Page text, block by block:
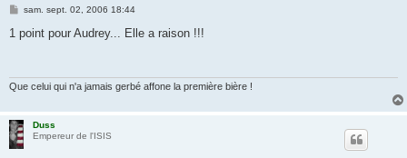
M
s
s
sam. sept. 02, 2006 18:44
1 point pour Audrey... Elle a raison !!!
Que celui qui n'a jamais gerbé affone la première bière !
Duss
Empereur de l'ISIS